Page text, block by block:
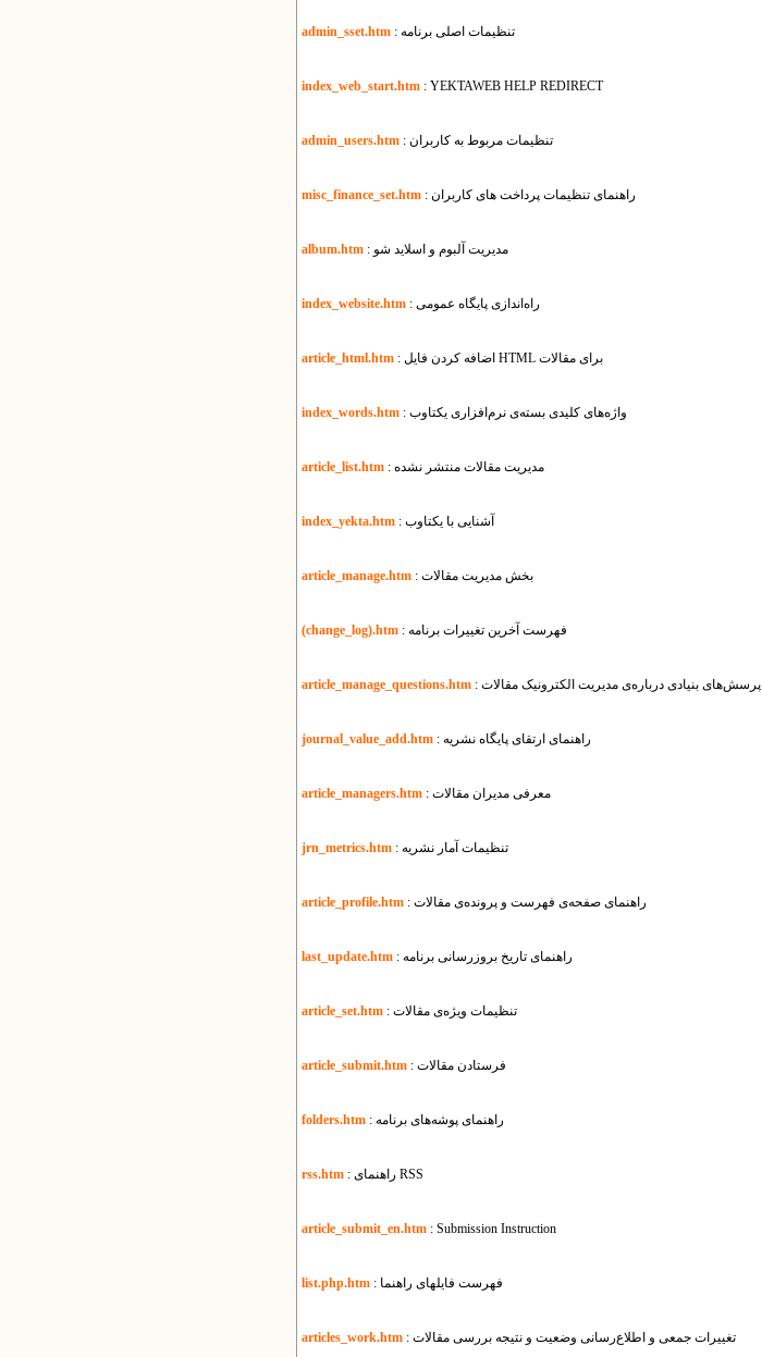
admin_sset.htm : تنظیمات اصلی برنامه
index_web_start.htm : YEKTAWEB HELP REDIRECT
admin_users.htm : تنظیمات مربوط به کاربران
misc_finance_set.htm : راهنمای تنظیمات پرداخت های کاربران
album.htm : مدیریت آلبوم و اسلاید شو
index_website.htm : راه‌اندازی پایگاه عمومی
article_html.htm : اضافه کردن فایل HTML برای مقالات
index_words.htm : واژه‌های کلیدی بسته‌ی نرم‌افزاری یکتاوب
article_list.htm : مدیریت مقالات منتشر نشده
index_yekta.htm : آشنایی با یکتاوب
article_manage.htm : بخش مدیریت مقالات
(change_log).htm : فهرست آخرین تغییرات برنامه
article_manage_questions.htm : پرسش‌های بنیادی درباره‌ی مدیریت الکترونیک مقالات
journal_value_add.htm : راهنمای ارتقای پایگاه نشریه
article_managers.htm : معرفى مدیران مقالات
jrn_metrics.htm : تنظیمات آمار نشریه
article_profile.htm : راهنمای صفحه‌ی فهرست و پرونده‌ی مقالات
last_update.htm : راهنمای تاریخ بروزرسانی برنامه
article_set.htm : تنظیمات ویژه‌ی مقالات
article_submit.htm : فرستادن مقالات
folders.htm : راهنمای پوشه‌های برنامه
rss.htm : راهنمای RSS
article_submit_en.htm : Submission Instruction
list.php.htm : فهرست فایل​های راهنما
articles_work.htm : تغییرات جمعی و اطلاع‌رسانی وضعیت و نتیجه بررسی مقالات